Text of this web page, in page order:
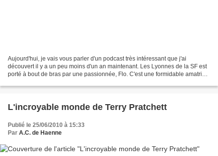
Aujourd'hui, je vais vous parler d'un podcast très intéressant que j'ai
découvert il y a un peu moins d'un an maintenant. Les Lyonnes de la SF est
porté à bout de bras par une passionnée, Flo. C'est une formidable amatrice
L'incroyable monde de Terry Pratchett
Publié le 25/06/2010 à 15:33
Par A.C. de Haenne